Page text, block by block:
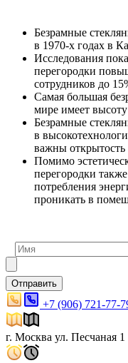
Безрамные
в 1970-х годах в
Исследования
перегородки
сотрудников до
Самая большая
мире имеет
Безрамные
в
важны открытость
Помимо
перегородки
потребления
проникать в
Отправить
+7 (906) 721-77-
г. Москва ул. Песчаная 1